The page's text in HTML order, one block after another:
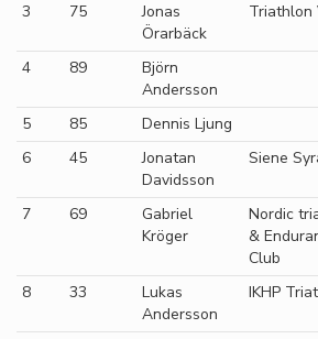
3 75
Jonas
Örarbäck
Triathlon
4 89
Björn
Andersson
5 85 Dennis Ljung
6
45
Jonatan
Davidsson
Siene
7 69
Gabriel
Kröger
Nordic
&
Club
8 33
Lukas
Andersson
IKHP